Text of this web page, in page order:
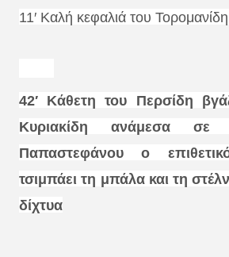
11′ Καλή κεφαλιά του
42′ Κάθετη του Περσίδη
Κυριακίδη ανάμεσα σε
Παπαστεφάνου ο
τσιμπάει τη μπάλα και τη
δίχτυα